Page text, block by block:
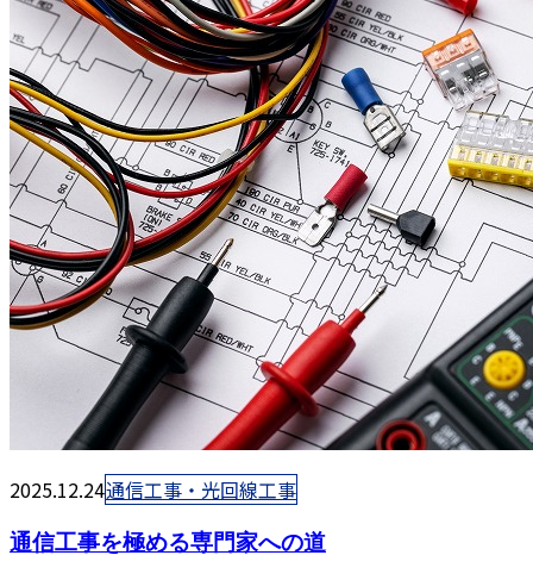
2025.12.24通信工事・光回線工事
通信工事を極める専門家への道